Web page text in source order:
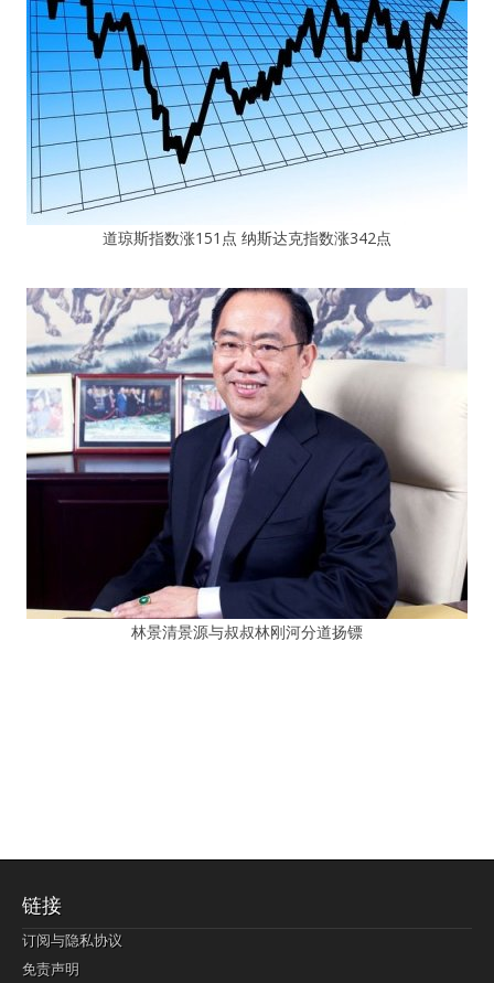
道琼斯指数涨151点 纳斯达克指数涨342点
林景清景源与叔叔林刚河分道扬镖
链接
订阅与隐私协议
免责声明